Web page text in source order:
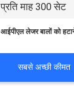
प्रति माह 300 सेट
आईपीएल लेजर बालों को
सबसे अच्छी कीमत